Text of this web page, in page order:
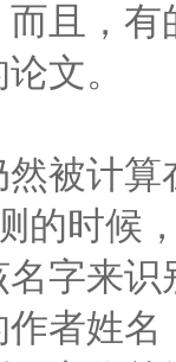
且，
文。
被计
的时候
字来
者姓